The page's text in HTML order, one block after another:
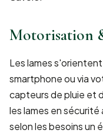
Motorisation
Les lames
smartphone ou via
capteurs de pluie et
les lames en
selon les besoins un